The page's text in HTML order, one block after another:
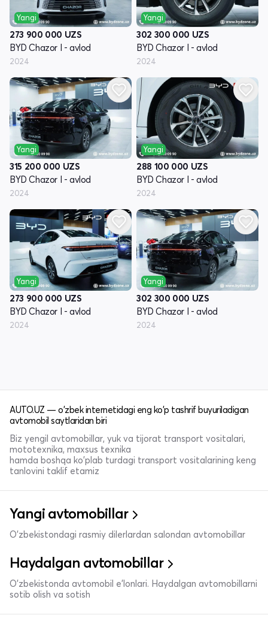
Yangi
273 900 000 UZS
BYD Chazor I - avlod
2024
Yangi
302 300 000 UZS
BYD Chazor I - avlod
2024
Yangi
315 200 000 UZS
BYD Chazor I - avlod
2024
Yangi
288 100 000 UZS
BYD Chazor I - avlod
2024
Yangi
273 900 000 UZS
BYD Chazor I - avlod
2024
Yangi
302 300 000 UZS
BYD Chazor I - avlod
2024
AUTO.UZ — o'zbek internetidagi eng ko'p tashrif buyuriladigan
avtomobil saytlaridan biri
Biz yengil avtomobillar, yuk va tijorat transport vositalari,
mototexnika, maxsus texnika
hamda boshqa ko'plab turdagi transport vositalarining keng
tanlovini taklif etamiz
Yangi avtomobillar
O'zbekistondagi rasmiy dilerlardan salondan avtomobillar
Haydalgan avtomobillar
O'zbekistonda avtomobil e’lonlari. Haydalgan avtomobillarni
sotib olish va sotish